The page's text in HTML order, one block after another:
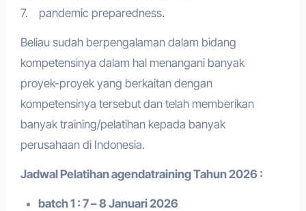
7. pandemic preparedness.
Beliau sudah berpengalaman dalam bidang
kompetensinya dalam hal menangani banyak
proyek-proyek yang berkaitan dengan
kompetensinya tersebut dan telah memberikan
banyak training/pelatihan kepada banyak
perusahaan di Indonesia.
Jadwal Pelatihan agendatrainingTahun 2026 :
batch 1 : 7 – 8 Januari 2026